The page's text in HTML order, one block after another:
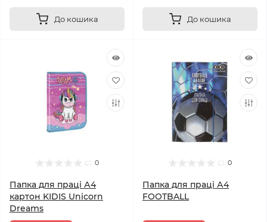
До кошика До кошика
0
Папка для праці А4
картон KIDIS Unicorn
Dreams
0
Папка для праці А4
FOOTBALL